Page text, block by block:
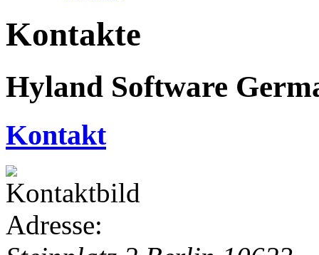
Kontakte
Hyland Software
Kontakt
Adresse: